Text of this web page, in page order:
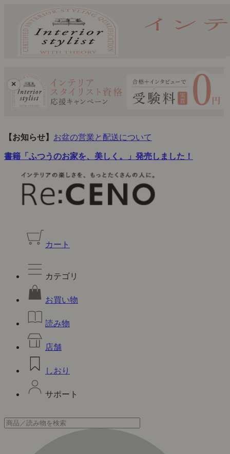
×
【お知らせ】 お盆の営業と配送について
書籍「ふつうのお家を、美しく。」発売しました！
カート
カテゴリ
お買い物
読み物
店舗
しおり
サポート